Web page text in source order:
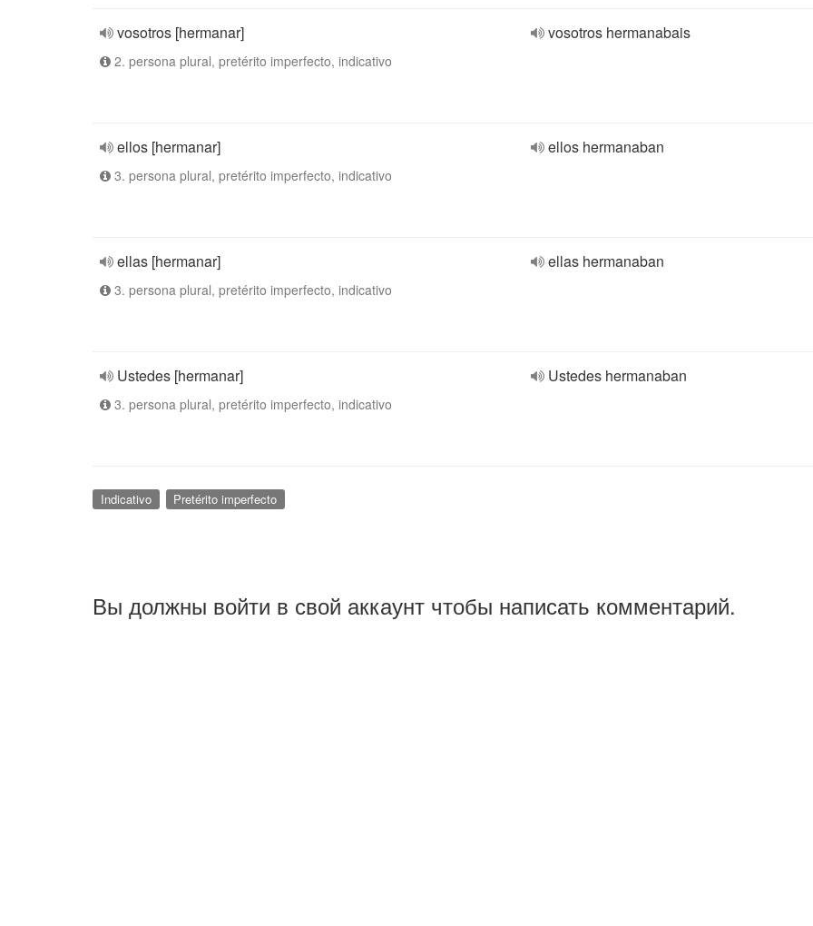
vosotros [hermanar]
2. persona plural, pretérito imperfecto, indicativo
vosotros hermanabais
ellos [hermanar]
3. persona plural, pretérito imperfecto, indicativo
ellos hermanaban
ellas [hermanar]
3. persona plural, pretérito imperfecto, indicativo
ellas hermanaban
Ustedes [hermanar]
3. persona plural, pretérito imperfecto, indicativo
Ustedes hermanaban
Indicativo Pretérito imperfecto
Вы должны войти в свой аккаунт чтобы написать комментарий.